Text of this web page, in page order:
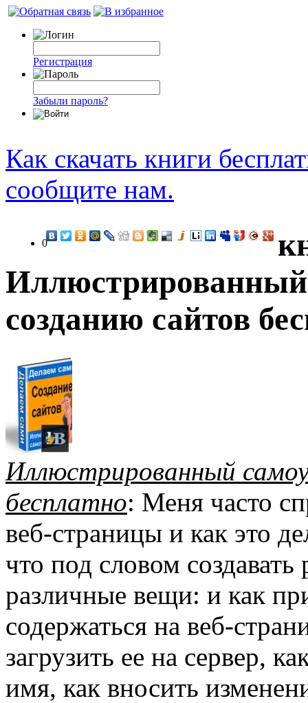
Регистрация
Забыли пароль?
Как скачать книги
сообщите нам.
0
Иллюстрированный
созданию сайтов
Иллюстрированный
бесплатно: Меня часто
веб-страницы и как это
что под словом
различные вещи: и как
содержаться на веб-
загрузить ее на сервер,
имя, как вносить